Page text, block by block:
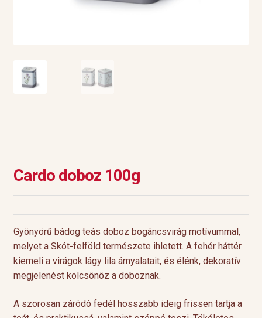
Cardo doboz 100g
Gyönyörű bádog teás doboz bogáncsvirág motívummal,
melyet a Skót-felföld természete ihletett. A fehér háttér
kiemeli a virágok lágy lila árnyalatait, és élénk, dekoratív
megjelenést kölcsönöz a doboznak.
A szorosan záródó fedél hosszabb ideig frissen tartja a